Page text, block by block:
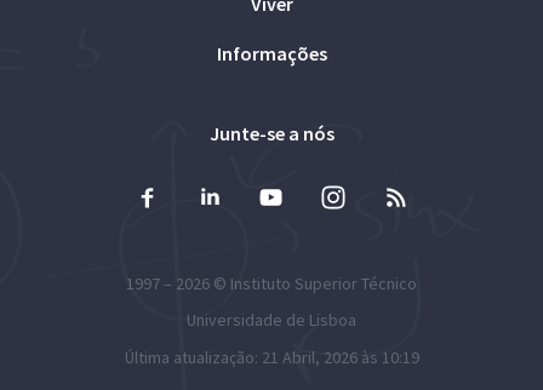
Informações
Junte-se a nós
1997 – 2026 © Instituto Superior Técnico
Universidade de Lisboa
Última atualização: 21 Abril, 2026 às 10:19